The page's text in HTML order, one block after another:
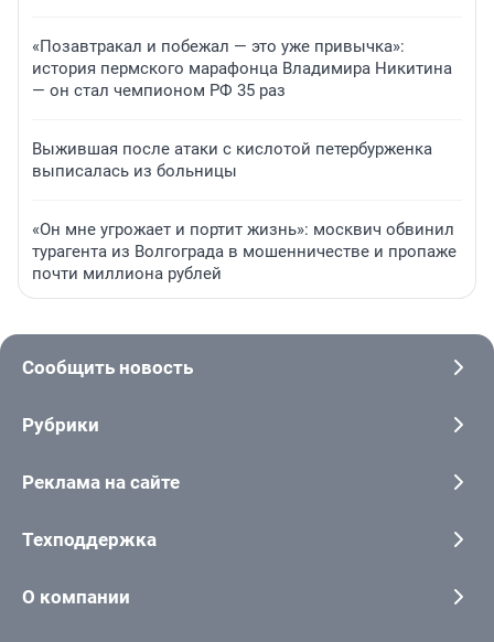
«Позавтракал и побежал — это уже привычка»:
история пермского марафонца Владимира Никитина
— он стал чемпионом РФ 35 раз
Выжившая после атаки с кислотой петербурженка
выписалась из больницы
«Он мне угрожает и портит жизнь»: москвич обвинил
турагента из Волгограда в мошенничестве и пропаже
почти миллиона рублей
Сообщить новость
Рубрики
Реклама на сайте
Техподдержка
О компании